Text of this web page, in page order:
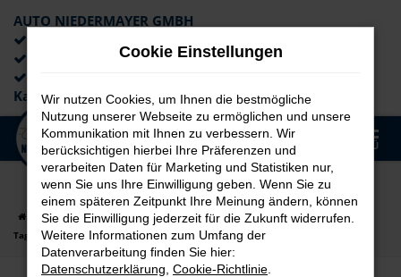
Zum
Hauptinhalt
springen
AUTO NIEDERMAYER GMBH
Lieferung an die Haustür
Kaufabwicklung
MENÜ
Startseite Passau Škoda Škoda Karoq
Škoda Karoq für Passau
Tageszulassung Top Angebote
Cookie Einstellungen
Wir nutzen Cookies, um Ihnen die bestmögliche
Nutzung unserer Webseite zu ermöglichen und unsere
Kommunikation mit Ihnen zu verbessern. Wir
berücksichtigen hierbei Ihre Präferenzen und
verarbeiten Daten für Marketing und Statistiken nur,
wenn Sie uns Ihre Einwilligung geben. Wenn Sie zu
einem späteren Zeitpunkt Ihre Meinung ändern, können
Sie die Einwilligung jederzeit für die Zukunft widerrufen.
Weitere Informationen zum Umfang der
Datenverarbeitung finden Sie hier:
Datenschutzerklärung Cookie-Richtlinie